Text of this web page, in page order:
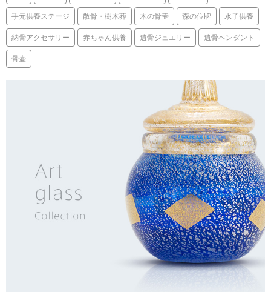
手元供養ステージ 散骨・樹木葬 木の骨壷 森の位牌 水子供養
納骨アクセサリー 赤ちゃん供養 遺骨ジュエリー 遺骨ペンダント
骨壷